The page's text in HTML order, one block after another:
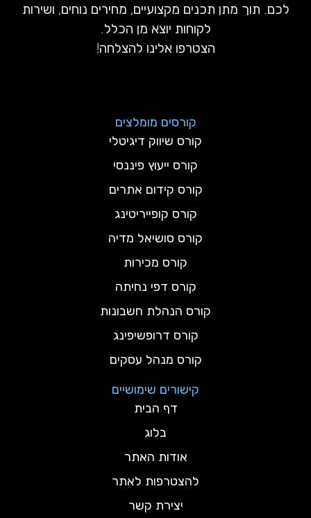
לכם. תוך מתן תכנים מקצועיים, מחירים נוחים, ושירות
לקוחות יוצא מן הכלל.
הצטרפו אלינו להצלחה!
קורסים מומלצים
קורס שיווק דיגיטלי
קורס ייעוץ פיננסי
קורס קידום אתרים
קורס קופייריטינג
קורס סושיאל מדיה
קורס מכירות
קורס דפי נחיתה
קורס הנהלת חשבונות
קורס דרופשיפינג
קורס מנהל עסקים
קישורים שימושיים
דף הבית
בלוג
אודות האתר
להצטרפות לאתר
יצירת קשר